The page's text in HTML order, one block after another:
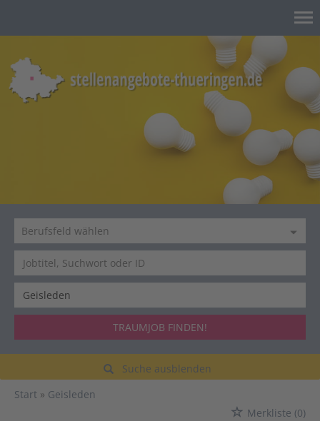
TRAUMJOB FINDEN!
Suche ausblenden
Start
Geisleden
Merkliste (0)